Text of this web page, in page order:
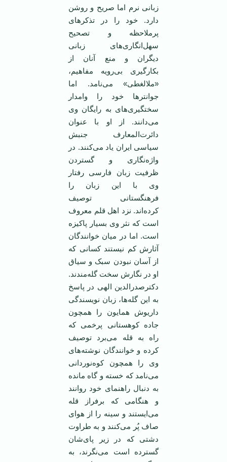
زبانی نرم اما صریح و روشن
دارد. خود را در تذکرهای
پر‌ملاحظه و تصحیح
سهل‌انگاری‌های زبانی
دیگران و منع آنان از
بکارگیری بی‌رویه مفاهیم،
«ملالغطی» می‌نامد. اما
جوانترها خود را وامدار
سختگیری‌های به رایگان وی
می‌دانند. از او با عنوان
دائرت‌المعارف جنبش
سیاسی ایران یاد می‌کنند. در
واژه‌نگاری و گستردن
ظرفیت زبان فارسی رفتار
وی با این زبان را
فرهنگستانی توصیف
کرده‌اند. نزد اهل قلم معروف
است که نثر وی بسیار پاکیزه
است. اما در میان خوانندگان
آثارش کم نیستند کسانی که
از آسان نبودن سبک و سیاق
او در نگارش سخت گله‌مندند.
دکترصدرالدین الهی در پاسخ
به این گله‌ها، زبان نویسندگی
داریوش همایون را همچون
جاده کوهستانی پرخمی که
راه به قله می‌برد توصیف
کرده و خوانندگان نوشته‌های
وی را همچون کوه‌نوردانی
می‌نامد که خسته و گاه مانده
به دنبال راهنمای خود روانند
و هنگامی که برفراز قله
می‌ایستند و سینه را از هوای
صاف پُر می‌کنند و به طراوت
دشتی که در زیر پای‌شان
گسترده است می‌نگرند، به